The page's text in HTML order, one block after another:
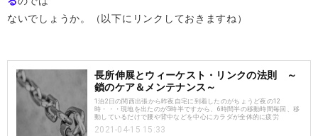
ないでしょうか。（以下にリンクしておきますね）
長所伸展とウィーケスト・リンクの法則 ～
鎖のケア＆メンテナンス～
1泊2日の関西出張から昨夜自宅に到着したのがちょうど夜の12
時・・・現地を出たのが5時半ですから、6時間半の移動時間毎回、移
動しているだけで腰や背中などを中心にカラダが全体的に疲労
2021-04-15 15:33